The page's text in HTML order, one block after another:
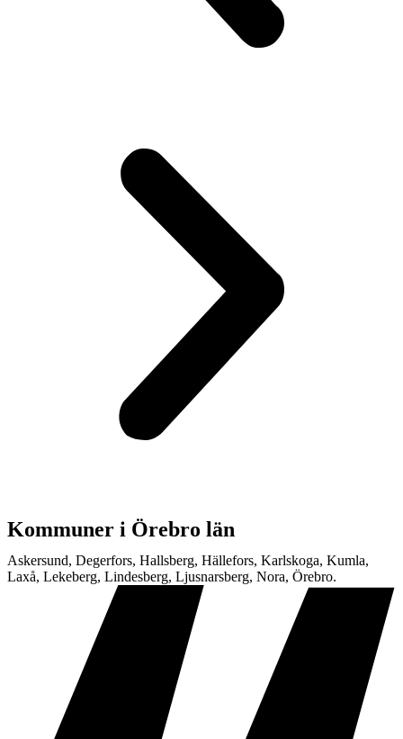
Kommuner i Örebro län
Askersund, Degerfors, Hallsberg, Hällefors, Karlskoga, Kumla,
Laxå, Lekeberg, Lindesberg, Ljusnarsberg, Nora, Örebro.